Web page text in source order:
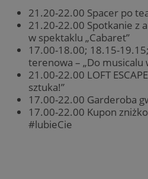
21.20-22.00 Spacer po
21.20-22.00 Spotkanie z
w spektaklu „Cabaret”
17.00-18.00; 18.15-
terenowa – „Do musicalu
21.00-22.00 LOFT
sztuka!”
17.00-22.00 Garderoba
17.00-22.00 Kupon
#lubieCie